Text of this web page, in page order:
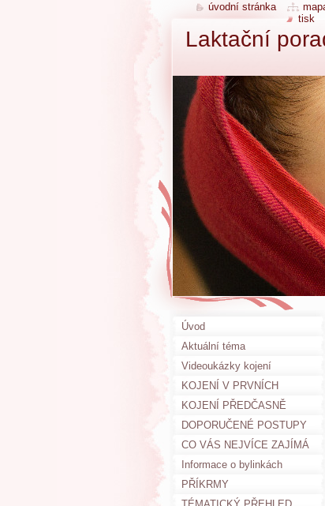
Laktační
Úvod
Aktuální téma
Videoukázky kojení
KOJENÍ V PRVNÍCH
DNECH PO PORODU
KOJENÍ PŘEDČASNĚ
NAROZENÝCH DĚTÍ
DOPORUČENÉ POSTUPY
PŘI KOJENÍ
CO VÁS NEJVÍCE ZAJÍMÁ
Informace o bylinkách
PŘÍKRMY
úvodní stránka
tisk